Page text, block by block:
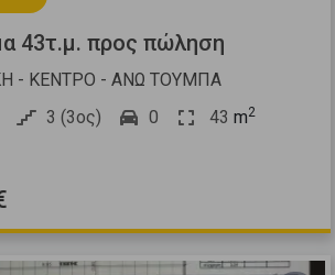
43τ.μ. προς πώληση
- ΚΕΝΤΡΟ - ΑΝΩ ΤΟΥΜΠΑ
3 (3ος) 0 43 m2